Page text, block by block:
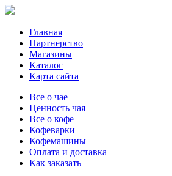
Главная
Партнерство
Магазины
Каталог
Карта сайта
Все о чае
Ценность чая
Все о кофе
Кофеварки
Кофемашины
Оплата и доставка
Как заказать